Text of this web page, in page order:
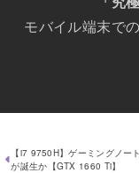
モバイル端末で
【i7 9750H】ゲーミングノー
が誕生か【GTX 1660 Ti】